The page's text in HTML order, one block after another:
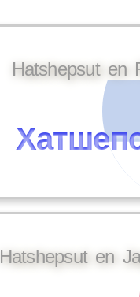
Hatshepsut en
Hatshepsut en